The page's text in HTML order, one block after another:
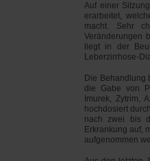
Auf einer
erarbeitet,
macht. Sehr
Veränderungen
liegt in der
Leberzirrhose-
Die Behandlung
die Gabe von
Imurek, Zytrim,
hochdosiert
nach zwei bis
Erkrankung auf,
aufgenommen